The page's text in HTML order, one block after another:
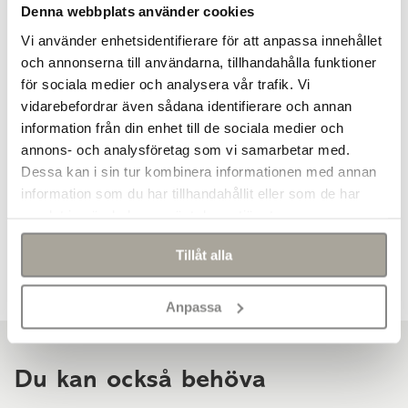
Denna webbplats använder cookies
Vi använder enhetsidentifierare för att anpassa innehållet
och annonserna till användarna, tillhandahålla funktioner
för sociala medier och analysera vår trafik. Vi
vidarebefordrar även sådana identifierare och annan
information från din enhet till de sociala medier och
annons- och analysföretag som vi samarbetar med.
Dessa kan i sin tur kombinera informationen med annan
information som du har tillhandahållit eller som de har
Tillåt alla
Anpassa
rekommenderar vi ett lager på 5 cm, då räcker 500 kg till
7m².
Stenprov
Är du osäker?Beställ ett stenprov
Specifikation
Artikelnummer 7500616320SI
Mått 6-16 mm
husfasad; Dekorationsyta
Teknisk info
Så lägger du grusgång >>
Så lägger du grusad uppfart >>
Bra att veta
Om dekorgrus >>
Vanliga frågor & svar
Behöver jag ha fiberduk under dekorgruset?
Vi rekommenderar att man lägger fiberduk under
dekorstenen. Fiberduken fyller två olika funktioner. Dels som
avskiljare mellan olika material och dels för att för att
minimera ogräset i grusytan.
Du kan också behöva